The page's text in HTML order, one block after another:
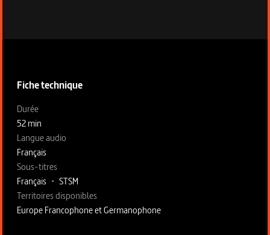
Fiche technique
Fiche technique section gauche
Durée
52 min
Langue audio
Français
Sous-titres
Français • STSM
Territoires disponibles
Europe Francophone et Germanophone